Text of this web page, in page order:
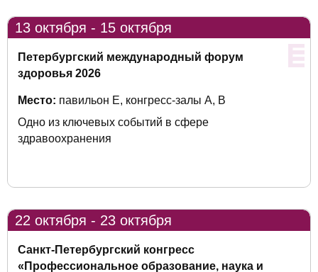
13 октября - 15 октября
Петербургский международный форум
здоровья 2026
Место: павильон Е, конгресс-залы A, B
Одно из ключевых событий в сфере
здравоохранения
22 октября - 23 октября
Санкт-Петербургский конгресс
«Профессиональное образование, наука и